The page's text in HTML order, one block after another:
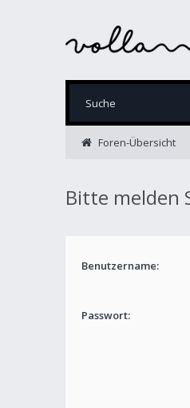
Foren-Übersicht
Bitte melden
Benutzername:
Passwort: